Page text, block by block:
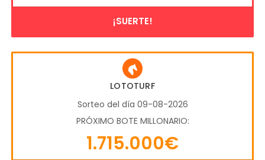
¡SUERTE!
LOTOTURF
Sorteo del día 09-08-2026
PRÓXIMO BOTE MILLONARIO:
1.715.000€